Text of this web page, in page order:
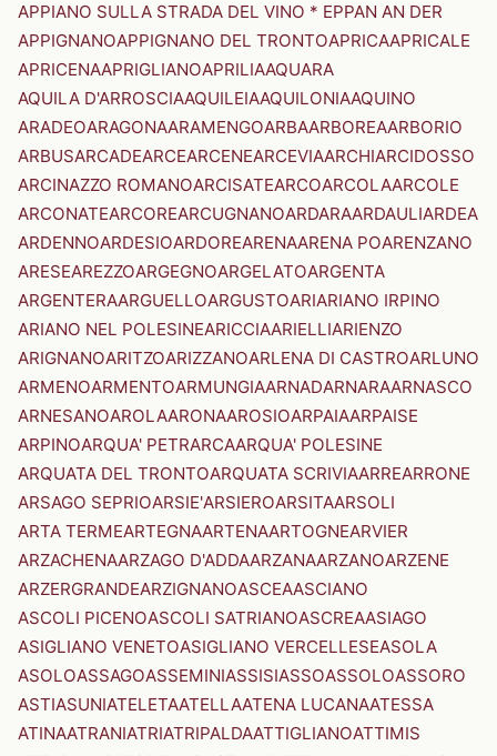
APPIANO SULLA STRADA DEL VINO * EPPAN AN DER
APPIGNANOAPPIGNANO DEL TRONTOAPRICAAPRICALE
APRICENAAPRIGLIANOAPRILIAAQUARA
AQUILA D'ARROSCIAAQUILEIAAQUILONIAAQUINO
ARADEOARAGONAARAMENGOARBAARBOREAARBORIO
ARBUSARCADEARCEARCENEARCEVIAARCHIARCIDOSSO
ARCINAZZO ROMANOARCISATEARCOARCOLAARCOLE
ARCONATEARCOREARCUGNANOARDARAARDAULIARDEA
ARDENNOARDESIOARDOREARENAARENA POARENZANO
ARESEAREZZOARGEGNOARGELATOARGENTA
ARGENTERAARGUELLOARGUSTOARIARIANO IRPINO
ARIANO NEL POLESINEARICCIAARIELLIARIENZO
ARIGNANOARITZOARIZZANOARLENA DI CASTROARLUNO
ARMENOARMENTOARMUNGIAARNADARNARAARNASCO
ARNESANOAROLAARONAAROSIOARPAIAARPAISE
ARPINOARQUA' PETRARCAARQUA' POLESINE
ARQUATA DEL TRONTOARQUATA SCRIVIAARREARRONE
ARSAGO SEPRIOARSIE'ARSIEROARSITAARSOLI
ARTA TERMEARTEGNAARTENAARTOGNEARVIER
ARZACHENAARZAGO D'ADDAARZANAARZANOARZENE
ARZERGRANDEARZIGNANOASCEAASCIANO
ASCOLI PICENOASCOLI SATRIANOASCREAASIAGO
ASIGLIANO VENETOASIGLIANO VERCELLESEASOLA
ASOLOASSAGOASSEMINIASSISIASSOASSOLOASSORO
ASTIASUNIATELETAATELLAATENA LUCANAATESSA
ATINAATRANIATRIATRIPALDAATTIGLIANOATTIMIS